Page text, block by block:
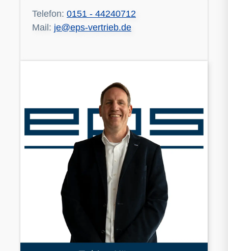
Telefon: 0151 - 44240712
Mail: je@eps-vertrieb.de